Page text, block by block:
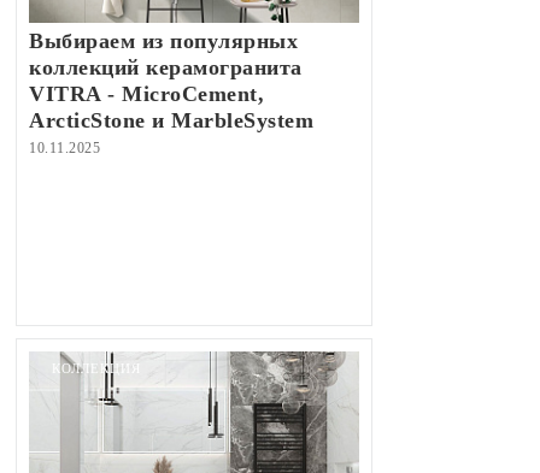
Выбираем из популярных
коллекций керамогранита
VITRA - MicroCement,
ArcticStone и MarbleSystem
10.11.2025
КОЛЛЕКЦИЯ